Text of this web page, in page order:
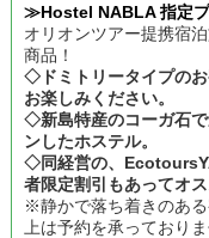
≫Hostel NABLA 指定
オリオンツアー提携宿
商品！
◇ドミトリータイプの
お楽しみください。
◇新島特産のコーガ石
ンしたホステル。
◇同経営の、
者限定割引もあってオス
※静かで落ち着きのあ
上は予約を承っておりま